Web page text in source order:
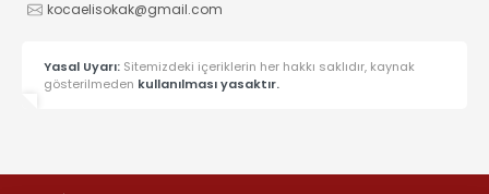
kocaelisokak@gmail.com
Yasal Uyarı: Sitemizdeki içeriklerin her hakkı saklıdır, kaynak
gösterilmeden kullanılması yasaktır.